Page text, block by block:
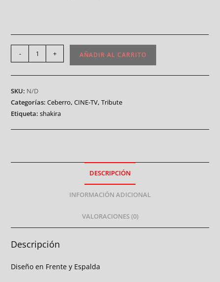
- + AÑADIR AL CARRITO
SKU: N/D
Categorías:Ceberro,CINE-TV,Tribute
Etiqueta:shakira
DESCRIPCIÓN
INFORMACIÓN ADICIONAL
VALORACIONES (0)
Descripción
Diseño en Frente y Espalda